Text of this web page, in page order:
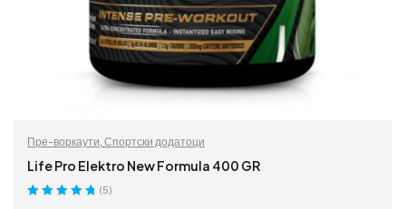
Пре-воркаути Спортски додатоци
Life Pro Elektro New Formula 400 GR
(5)